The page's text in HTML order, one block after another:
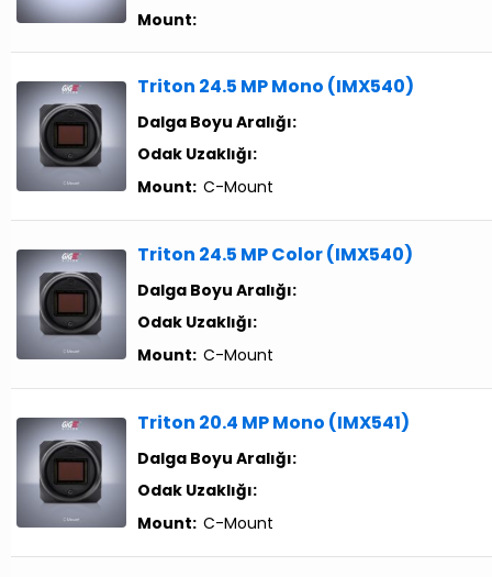
Mount:
Triton 24.5 MP Mono (IMX540)
Dalga Boyu Aralığı:
Odak Uzaklığı:
Mount: C-Mount
Triton 24.5 MP Color (IMX540)
Dalga Boyu Aralığı:
Odak Uzaklığı:
Mount: C-Mount
Triton 20.4 MP Mono (IMX541)
Dalga Boyu Aralığı:
Odak Uzaklığı:
Mount: C-Mount